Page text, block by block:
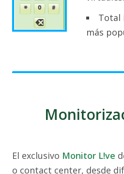
Total
más
El exclusivo Monitor L!ve
o contact center, desde